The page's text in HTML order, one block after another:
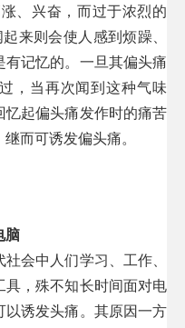
、兴奋，而过于浓烈的
来则会使人感到烦躁、
记忆的。一旦其偏头痛
，当再次闻到这种气味
忆起偏头痛发作时的痛苦
而可诱发偏头痛。
脑
会中人们学习、工作、
具，殊不知长时间面对电
以诱发头痛。其原因一方